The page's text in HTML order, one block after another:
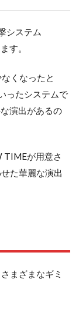
システム
す。
くなったと
ったシステムで
演出があるの
TIMEが用意さ
た華麗な演出
まざまなギミ